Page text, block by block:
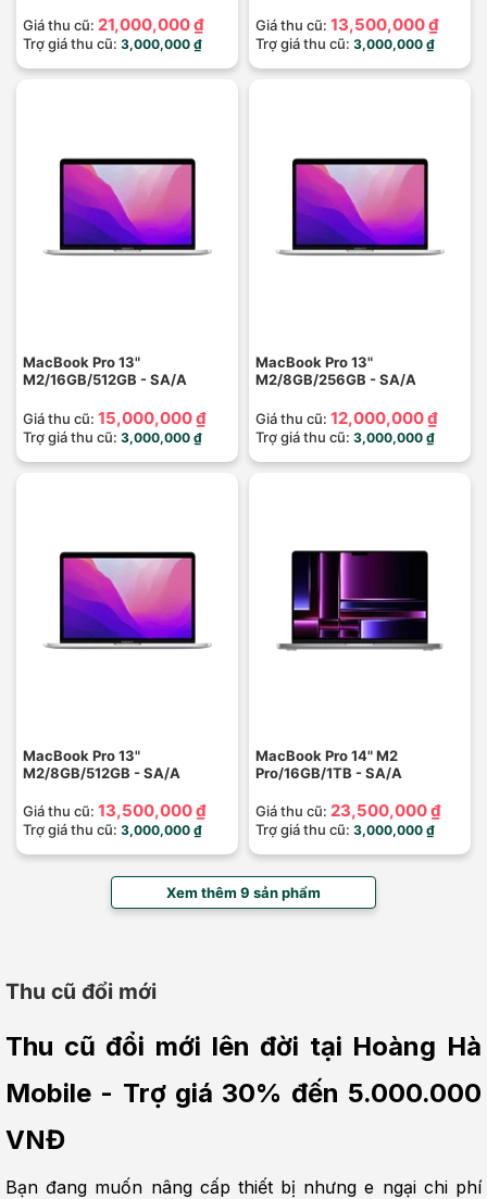
Giá thu cũ: 21,000,000 ₫
Trợ giá thu cũ: 3,000,000 ₫
Giá thu cũ: 13,500,000 ₫
Trợ giá thu cũ: 3,000,000 ₫
MacBook Pro 13"
M2/16GB/512GB - SA/A
Giá thu cũ: 15,000,000 ₫
Trợ giá thu cũ: 3,000,000 ₫
MacBook Pro 13"
M2/8GB/256GB - SA/A
Giá thu cũ: 12,000,000 ₫
Trợ giá thu cũ: 3,000,000 ₫
MacBook Pro 13"
M2/8GB/512GB - SA/A
Giá thu cũ: 13,500,000 ₫
Trợ giá thu cũ: 3,000,000 ₫
MacBook Pro 14" M2
Pro/16GB/1TB - SA/A
Giá thu cũ: 23,500,000 ₫
Trợ giá thu cũ: 3,000,000 ₫
Xem thêm 9 sản phẩm
Thu cũ đổi mới
Thu cũ đổi mới lên đời tại Hoàng Hà
Mobile - Trợ giá 30% đến 5.000.000
VNĐ
Bạn đang muốn nâng cấp thiết bị nhưng e ngại chi phí